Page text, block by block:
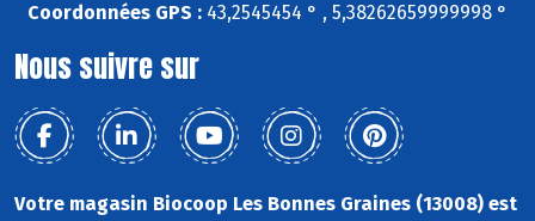
Coordonnées GPS : 43,2545454 ° , 5,38262659999998 °
Nous suivre sur
Votre magasin Biocoop Les Bonnes Graines (13008) est